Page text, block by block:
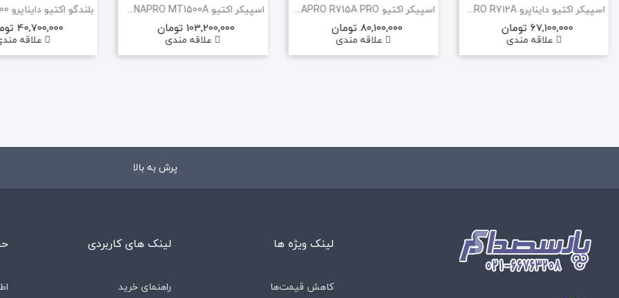
اسپیکر اکتیو دایناپرو DYNAPRO R712A
67,100,000 تومان
علاقه مندی
اسپیکر اکتیو DYNAPRO R715A PRO
80,100,000 تومان
علاقه مندی
اسپیکر اکتیو DYNAPRO MT1500A
103,200,000 تومان
علاقه مندی
40,700,000 تومان
علاقه
پرش به بالا
لینک ویژه ها
کاهش قیمت‌ها
لینک های کاربردی
راهنمای خرید